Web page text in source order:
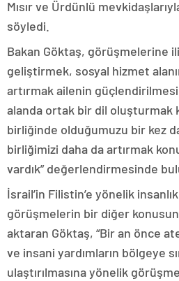
Mısır ve Ürdünlü
söyledi.
Bakan Göktaş, görüşmelerine
geliştirmek, sosyal hizmet
artırmak ailenin
alanda ortak bir dil oluşturmak
birliğinde olduğumuzu bir kez
birliğimizi daha da artırmak
vardık” değerlendirmesinde
İsrail’in Filistin’e yönelik insanlık
görüşmelerin bir diğer
aktaran Göktaş, “Bir an önce
ve insani yardımların bölgeye
ulaştırılmasına yönelik